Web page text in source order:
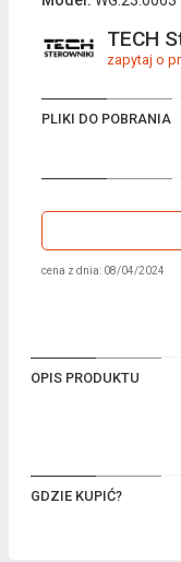
TECH
zapytaj o
PLIKI DO POBRANIA
cena z dnia: 08/04/2024
OPIS PRODUKTU
GDZIE KUPIĆ?